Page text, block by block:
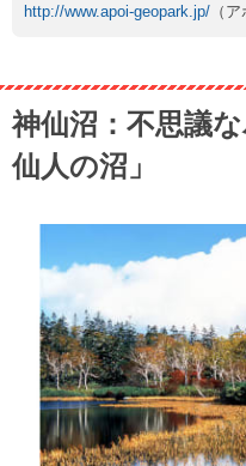
http://www.apoi-geopark.jp/ （
神仙沼：不思議
仙人の沼」